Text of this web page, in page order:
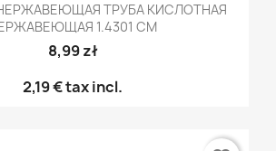
ТРУБА КИСЛОТНАЯ
1.4301 CM
8,99 zł
2,19 €tax incl.